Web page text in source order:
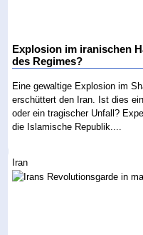
Explosion im iranischen
des Regimes?
Eine gewaltige Explosion im
erschüttert den Iran. Ist dies
oder ein tragischer Unfall?
die Islamische Republik....
Iran